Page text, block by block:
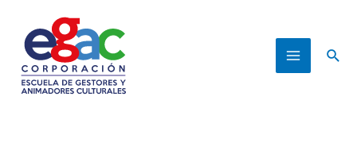
contenido
Main